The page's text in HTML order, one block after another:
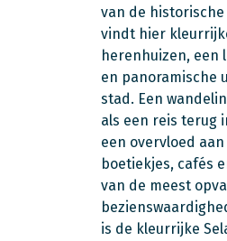
van de historische
vindt hier
herenhuizen, een
en panoramische
stad. Een
als een reis terug
een overvloed
boetiekjes, cafés
van de meest
is de kleurrijke